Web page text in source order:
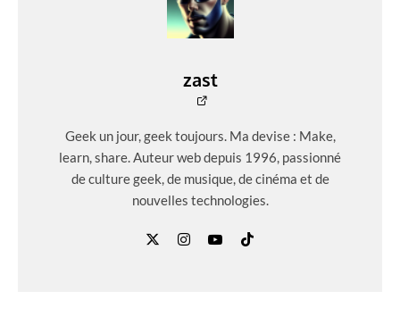
zast
Geek un jour, geek toujours. Ma devise : Make,
learn, share. Auteur web depuis 1996, passionné
de culture geek, de musique, de cinéma et de
nouvelles technologies.